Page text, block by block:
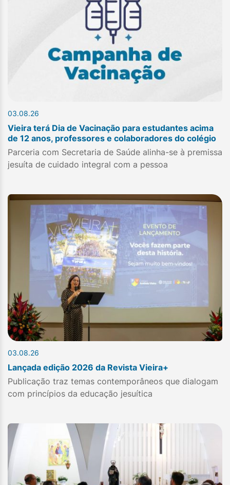
03.08.26
Vieira terá Dia de Vacinação para estudantes acima
de 12 anos, professores e colaboradores do colégio
Parceria com Secretaria de Saúde alinha-se à premissa
jesuíta de cuidado integral com a pessoa
03.08.26
Lançada edição 2026 da Revista Vieira+
Publicação traz temas contemporâneos que dialogam
com princípios da educação jesuítica